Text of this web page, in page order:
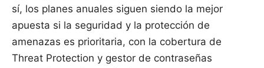
sí, los planes anuales siguen siendo la mejor
apuesta si la seguridad y la protección de
amenazas es prioritaria, con la cobertura de
Threat Protection y gestor de contraseñas